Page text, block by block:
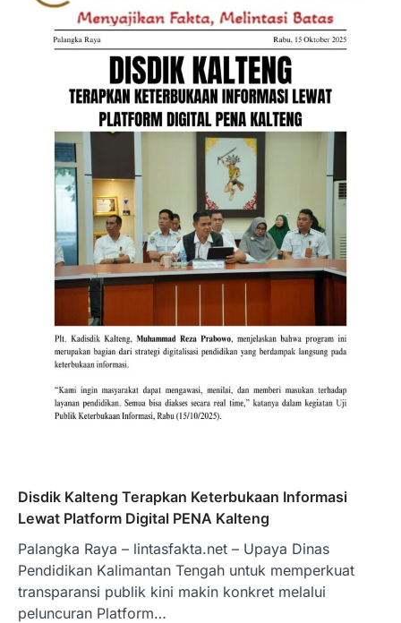
Disdik Kalteng Terapkan Keterbukaan Informasi
Lewat Platform Digital PENA Kalteng
‎Palangka Raya – lintasfakta.net – Upaya Dinas
Pendidikan Kalimantan Tengah untuk memperkuat
transparansi publik kini makin konkret melalui
peluncuran Platform…